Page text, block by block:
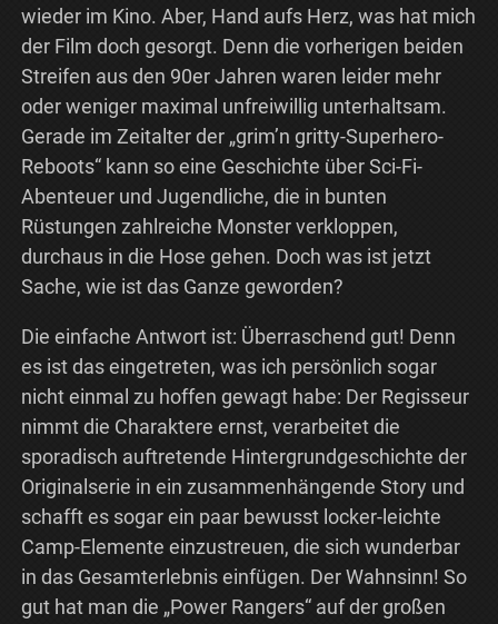
wieder im Kino. Aber, Hand aufs Herz, was hat mich
der Film doch gesorgt. Denn die vorherigen beiden
Streifen aus den 90er Jahren waren leider mehr
oder weniger maximal unfreiwillig unterhaltsam.
Gerade im Zeitalter der „grim’n gritty-Superhero-
Reboots“ kann so eine Geschichte über Sci-Fi-
Abenteuer und Jugendliche, die in bunten
Rüstungen zahlreiche Monster verkloppen,
durchaus in die Hose gehen. Doch was ist jetzt
Sache, wie ist das Ganze geworden?
Die einfache Antwort ist: Überraschend gut! Denn
es ist das eingetreten, was ich persönlich sogar
nicht einmal zu hoffen gewagt habe: Der Regisseur
nimmt die Charaktere ernst, verarbeitet die
sporadisch auftretende Hintergrundgeschichte der
Originalserie in ein zusammenhängende Story und
schafft es sogar ein paar bewusst locker-leichte
Camp-Elemente einzustreuen, die sich wunderbar
in das Gesamterlebnis einfügen. Der Wahnsinn! So
gut hat man die „Power Rangers“ auf der großen